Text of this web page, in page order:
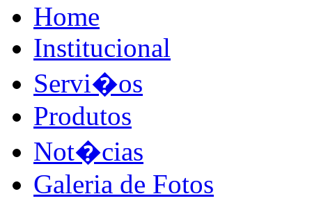
Home
Institucional
Servi�os
Produtos
Not�cias
Galeria de Fotos